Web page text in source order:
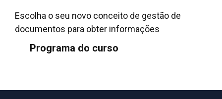
Escolha o seu novo conceito de gestão de
documentos para obter informações
Programa do curso